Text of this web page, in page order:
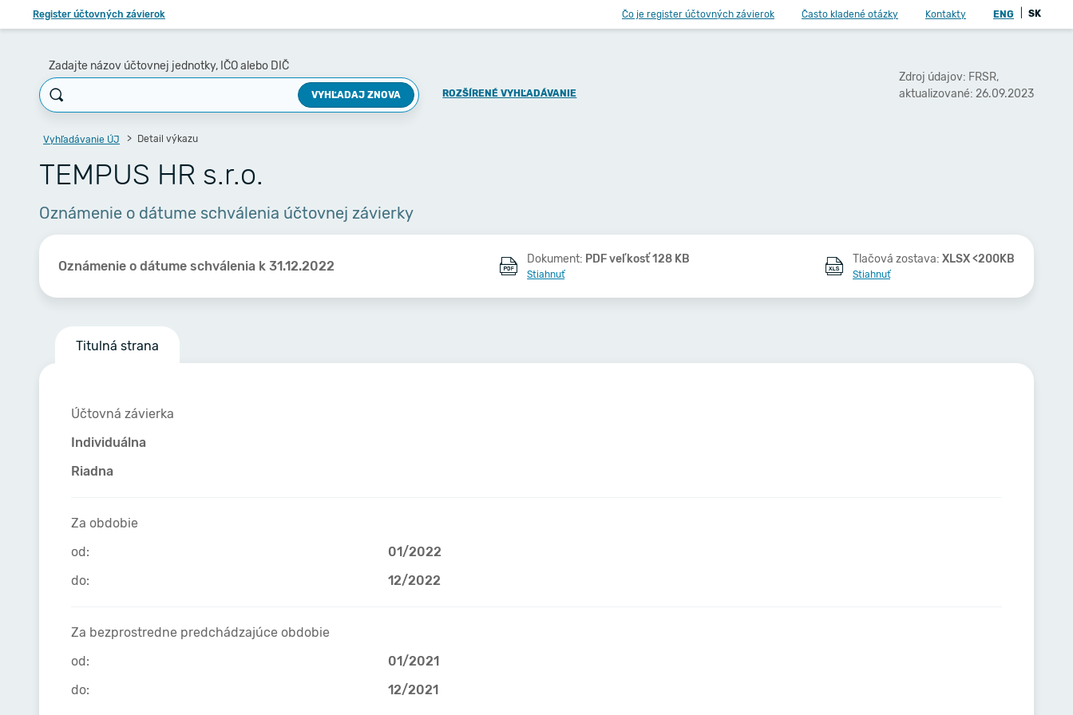
Register účtovných závierok Čo je register účtovných závierok Často kladené otázky Kontakty ENG SK
Zadajte názov účtovnej jednotky, IČO alebo DIČ
VYHĽADAJ ZNOVA ROZŠÍRENÉ VYHĽADÁVANIE
Zdroj údajov: FRSR,
aktualizované: 26.09.2023
Vyhľadávanie ÚJ Detail výkazu
TEMPUS HR s.r.o.
Oznámenie o dátume schválenia účtovnej závierky
Oznámenie o dátume schválenia k 31.12.2022 Dokument: PDF veľkosť 128 KB
Stiahnuť
Tlačová zostava: XLSX <200KB
Stiahnuť
Titulná strana
Účtovná závierka
Individuálna
Riadna
Za obdobie
od:
01/2022
do:
12/2022
Za bezprostredne predchádzajúce obdobie
od:
01/2021
do:
12/2021